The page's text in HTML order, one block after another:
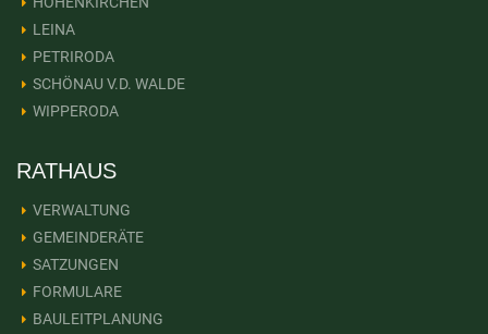
LEINA
PETRIRODA
SCHÖNAU V.D. WALDE
WIPPERODA
RATHAUS
VERWALTUNG
GEMEINDERÄTE
SATZUNGEN
FORMULARE
BAULEITPLANUNG